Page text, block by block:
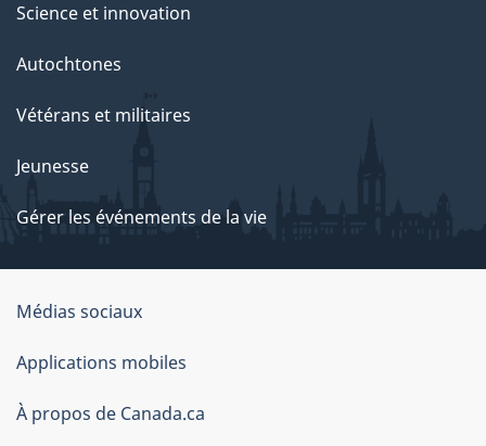
Science et innovation
Autochtones
Vétérans et militaires
Jeunesse
Gérer les événements de la vie
Organisation
du
gouvernement
du
Médias sociaux
Applications mobiles
À propos de Canada.ca